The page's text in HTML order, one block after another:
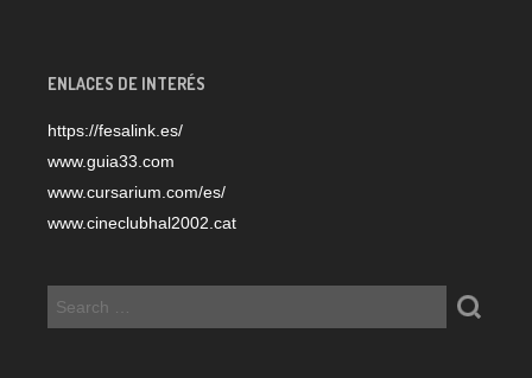
ENLACES DE INTERÉS
https://fesalink.es/
www.guia33.com
www.cursarium.com/es/
www.cineclubhal2002.cat